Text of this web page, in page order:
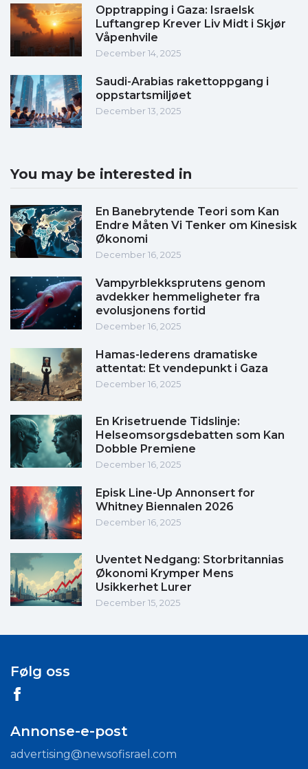
Opptrapping i Gaza: Israelsk
Luftangrep Krever Liv Midt i Skjør
Våpenhvile
December 14, 2025
Saudi-Arabias rakettoppgang i
oppstartsmiljøet
December 13, 2025
You may be interested in
En Banebrytende Teori som Kan
Endre Måten Vi Tenker om Kinesisk
Økonomi
December 16, 2025
Vampyrblekksprutens genom
avdekker hemmeligheter fra
evolusjonens fortid
December 16, 2025
Hamas-lederens dramatiske
attentat: Et vendepunkt i Gaza
December 16, 2025
En Krisetruende Tidslinje:
Helseomsorgsdebatten som Kan
Dobble Premiene
December 16, 2025
Episk Line-Up Annonsert for
Whitney Biennalen 2026
December 16, 2025
Uventet Nedgang: Storbritannias
Økonomi Krymper Mens
Usikkerhet Lurer
December 15, 2025
Følg oss
Annonse-e-post
advertising@newsofisrael.com